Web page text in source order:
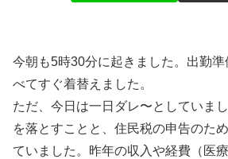
今朝も5時30分に起きました。出勤
べてすぐ着替えました。
ただ、今日は一日ダレ〜としていま
を落とすことと、住民税の申告のた
ていました。昨年の収入や経費（医